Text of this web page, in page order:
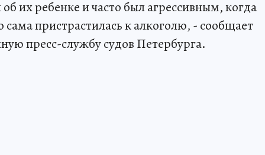
их ребенке и часто был агрессивным, когда
пристрастилась к алкоголю, - сообщает
пресс-службу судов Петербурга.